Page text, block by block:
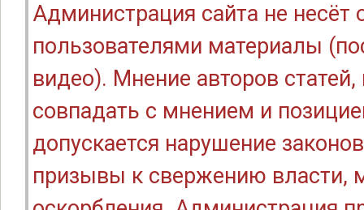
Администрация сайта не
пользователями материалы
видео). Мнение авторов
совпадать с мнением и
допускается нарушение
призывы к свержению власти,